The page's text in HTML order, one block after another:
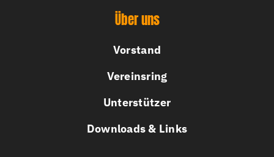
Über uns
Vorstand
Vereinsring
Unterstützer
Downloads & Links